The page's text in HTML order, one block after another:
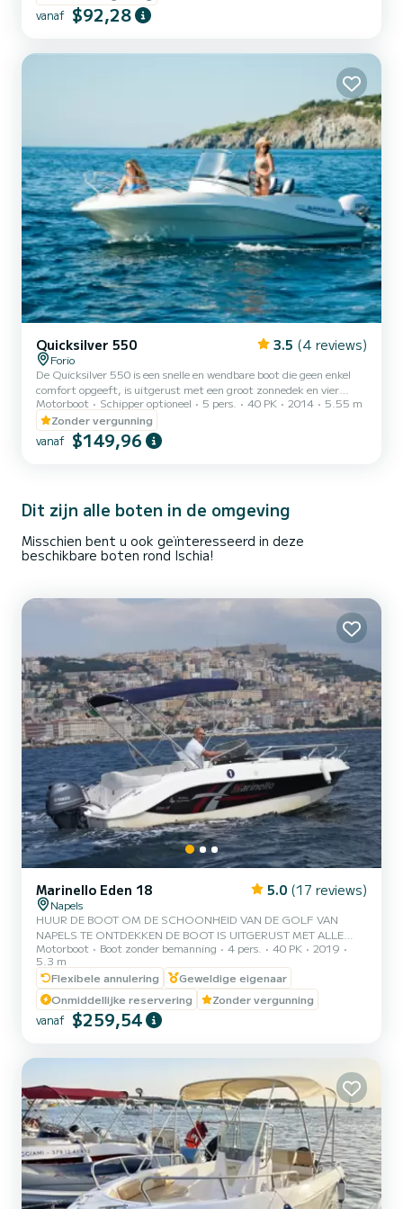
vanaf $92,28
Quicksilver 550 3.5 (4 reviews)
Forio
De Quicksilver 550 is een snelle en wendbare boot die geen enkel
comfort opgeeft, is uitgerust met een groot zonnedek en vier
passagiersstoelen en is geschikt voor jongeren. Om ermee te varen
is geen vaarbewijs nodig.
Motorboot Schipper optioneel 5 pers. 40 PK 2014
5.55 m
Zonder vergunning
vanaf $149,96
Dit zijn alle boten in de omgeving
Misschien bent u ook geïnteresseerd in deze
beschikbare boten rond Ischia!
Marinello Eden 18 5.0 (17 reviews)
Napels
HUUR DE BOOT OM DE SCHOONHEID VAN DE GOLF VAN
NAPELS TE ONTDEKKEN DE BOOT IS UITGERUST MET ALLE
OPTIONEELS OM EEN PRACHTIGE DAG AAN ZEE DOOR TE
BRENGEN IN NAAM VAN PLEZIER EN ONTSPANNING, EN WIJ
BIEDEN U DE DRANKEN AAN DIE NODIG ZIJN OM TE GAAN DE
HITTE VAN DE ZOMER DE BOOT IS GELEGEN IN DE HAVEN VAN
NAPELS MERGELLINA (PORTO SANNAZZARO) HUUR DE BOOT
OM DE SCHOONHEID VAN DE GOLF VAN NAPELS TE
Breng een heerlijke dag aan zee door in naam van plezi...
Motorboot Boot zonder bemanning 4 pers. 40 PK
2019
5.3 m
Flexibele annulering
Geweldige eigenaar
Onmiddellijke reservering
Zonder vergunning
vanaf $259,54